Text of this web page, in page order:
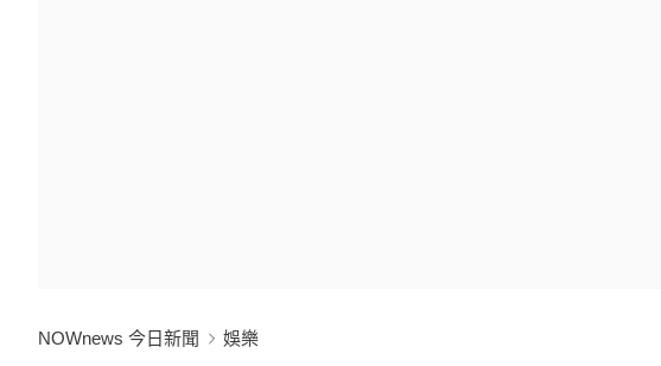
NOWnews 今日新聞 娛樂